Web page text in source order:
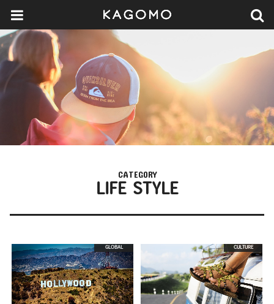
CATEGORY
LIFE STYLE
GLOBAL CULTURE